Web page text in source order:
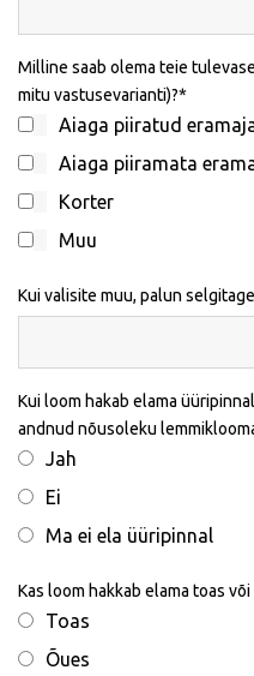
Milline saab olema teie
mitu vastusevarianti)?
Aiaga piiratud
Aiaga piiramata
Korter
Muu
Kui valisite muu, palun
Kui loom hakab elama
andnud nõusoleku
Jah
Ei
Ma ei ela üüripinnal
Kas loom hakkab elama toas või
Toas
Õues